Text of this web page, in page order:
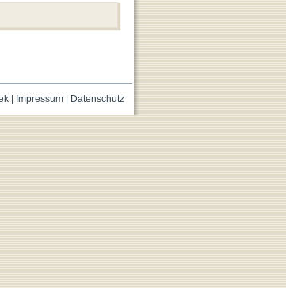
| Impressum| Datenschutz